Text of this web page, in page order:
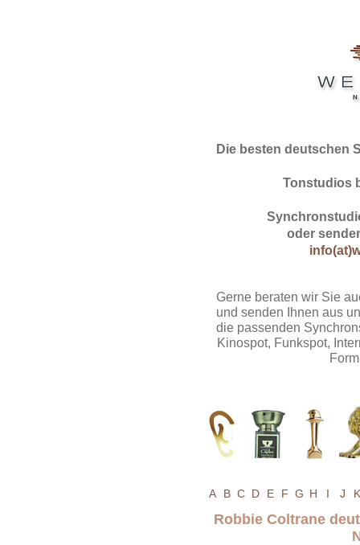
Die besten deutschen
Tonstudios
oder
Gerne beraten wir Sie
und senden Ihnen aus
die passenden
Kinospot, Funkspot,
A B C D E F G H I J K
Robbie Coltrane